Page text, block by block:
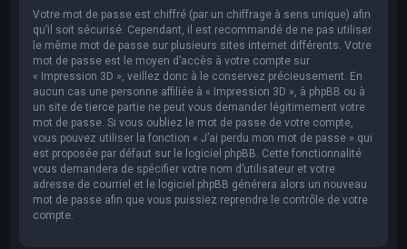
Votre mot de passe est chiffré (par un chiffrage à sens unique) afin
qu’il soit sécurisé. Cependant, il est recommandé de ne pas utiliser
le même mot de passe sur plusieurs sites internet différents. Votre
mot de passe est le moyen d’accès à votre compte sur
« Impression 3D », veillez donc à le conservez précieusement. En
aucun cas une personne affiliée à « Impression 3D », à phpBB ou à
un site de tierce partie ne peut vous demander légitimement votre
mot de passe. Si vous oubliez le mot de passe de votre compte,
vous pouvez utiliser la fonction « J’ai perdu mon mot de passe » qui
est proposée par défaut sur le logiciel phpBB. Cette fonctionnalité
vous demandera de spécifier votre nom d’utilisateur et votre
adresse de courriel et le logiciel phpBB générera alors un nouveau
mot de passe afin que vous puissiez reprendre le contrôle de votre
compte.